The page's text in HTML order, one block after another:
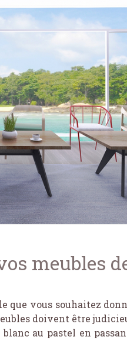
meubles
que vous souhaitez
doivent être
au pastel en